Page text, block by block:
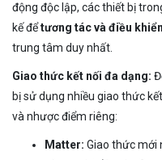
động độc lập, các thiết bị
kế đểtương tác và điều
trung tâm duy nhất.
Giao thức kết nối đa dạng:
bị sử dụng nhiều giao thức
và nhược điểm riêng:
Matter: Giao thức mới